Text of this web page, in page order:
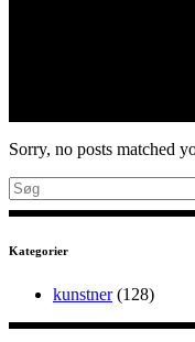
Sorry, no posts matched
Search
for:
Kategorier
kunstner(128)